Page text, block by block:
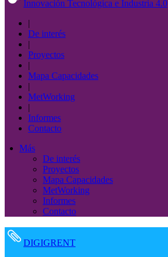
Innovación Tecnológica e Industria 4.0
|
De interés
|
Proyectos
|
Mapa Capacidades
|
MetWorking
|
Informes
Contacto
Más
De interés
Proyectos
Mapa Capacidades
MetWorking
Informes
Contacto
DIGIGRENT